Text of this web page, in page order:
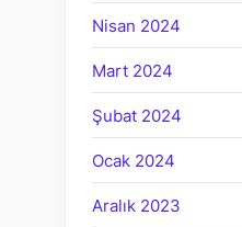
Nisan 2024
Mart 2024
Şubat 2024
Ocak 2024
Aralık 2023